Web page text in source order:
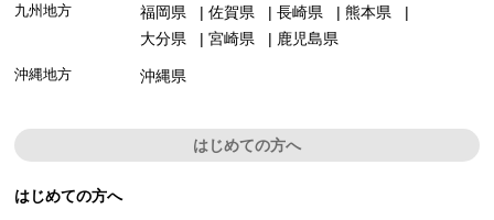
九州地方 福岡県 佐賀県 長崎県
熊本県
大分県
宮崎県 鹿児島県
沖縄地方 沖縄県
はじめての方へ
はじめての方へ